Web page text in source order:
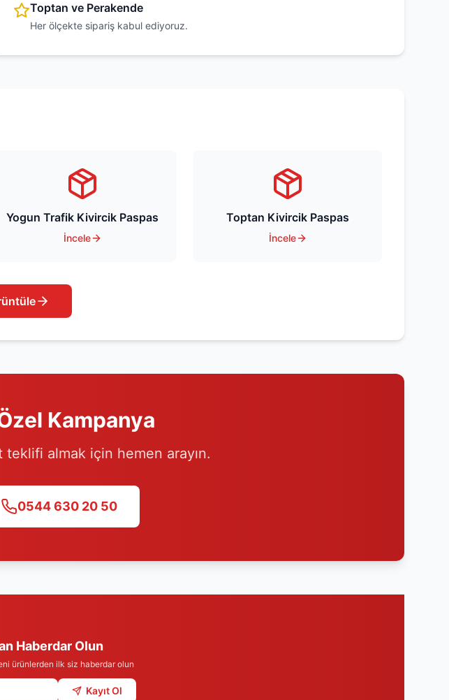
Toptan ve Perakende
Her ölçekte sipariş kabul ediyoruz.
Yogun Trafik Kivircik Paspas
İncele
Toptan Kivircik Paspas
İncele
Kampanya
almak için hemen arayın.
0544 630 20 50
Haberdar Olun
ürünlerden ilk siz haberdar olun
Kayıt Ol